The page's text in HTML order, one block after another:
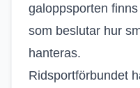
galoppsporten
som beslutar hur
hanteras.
Ridsportförbundet